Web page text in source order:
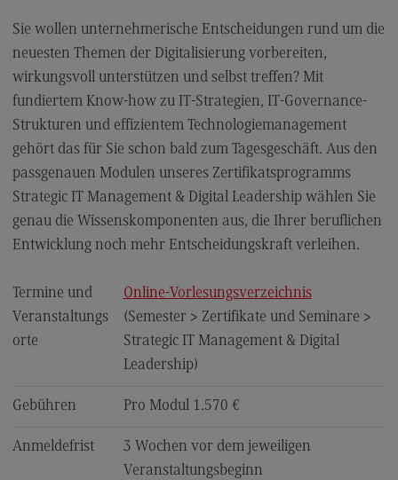
Ansprechpersonen
Wegbeschreibung
Kontaktformular
Sie wollen unternehmerische Entscheidungen rund um die
neuesten Themen der Digitalisierung vorbereiten,
wirkungsvoll unterstützen und selbst treffen? Mit
fundiertem Know-how zu IT-Strategien, IT-Governance-
Strukturen und effizientem Technologiemanagement
gehört das für Sie schon bald zum Tagesgeschäft. Aus den
passgenauen Modulen unseres Zertifikatsprogramms
Strategic IT Management & Digital Leadership wählen Sie
genau die Wissenskomponenten aus, die Ihrer beruflichen
Entwicklung noch mehr Entscheidungskraft verleihen.
Termine und
Veranstaltungs
orte
Online-Vorlesungsverzeichnis
(Semester > Zertifikate und Seminare >
Strategic IT Management & Digital
Leadership)
Gebühren Pro Modul 1.570 €
Anmeldefrist
3 Wochen vor dem jeweiligen
Veranstaltungsbeginn